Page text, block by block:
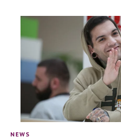
NEWS